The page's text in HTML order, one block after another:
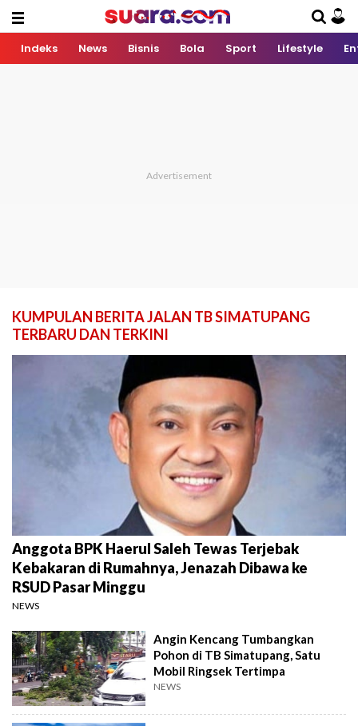
Indeks News Bisnis Bola Sport Lifestyle
KUMPULAN BERITA JALAN TB SIMATUPANG
TERBARU DAN TERKINI
Anggota BPK Haerul Saleh Tewas Terjebak
Kebakaran di Rumahnya, Jenazah Dibawa ke
RSUD Pasar Minggu
NEWS
Angin Kencang Tumbangkan
Pohon di TB Simatupang, Satu
Mobil Ringsek Tertimpa
NEWS